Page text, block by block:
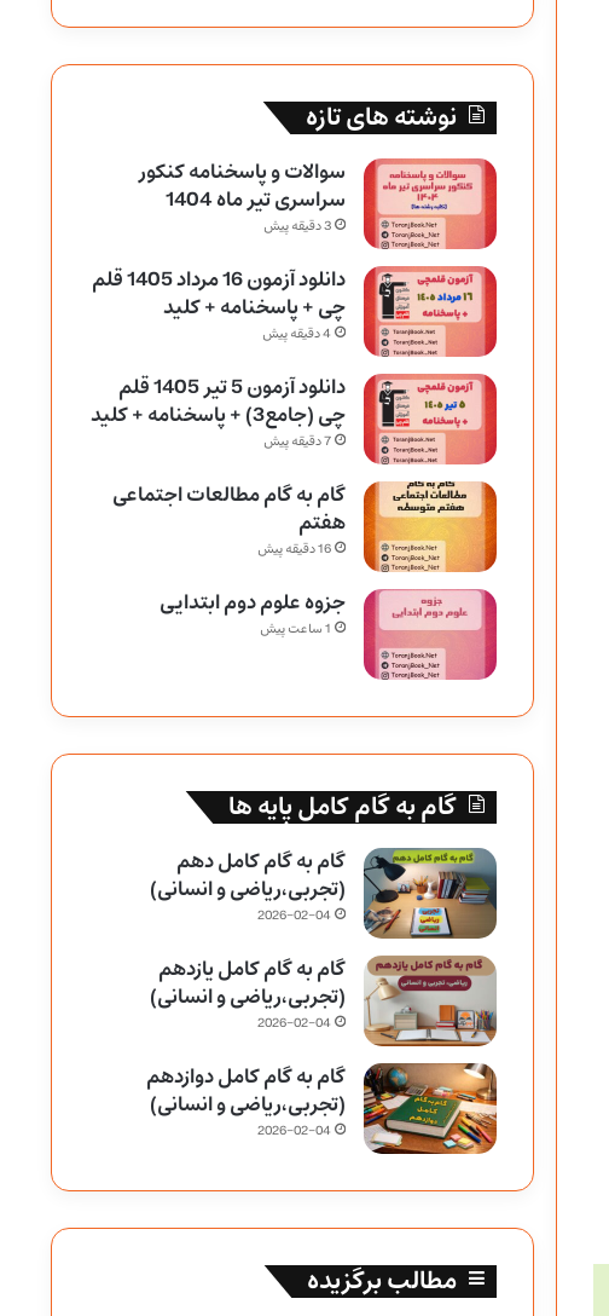
نوشته های تازه
سوالات و پاسخنامه کنکور
سراسری تیر ماه 1404
3 دقیقه پیش
دانلود آزمون 16 مرداد 1405 قلم
چی + پاسخنامه + کلید
4 دقیقه پیش
دانلود آزمون 5 تیر 1405 قلم
چی (جامع3) + پاسخنامه + کلید
7 دقیقه پیش
گام به گام مطالعات اجتماعی
هفتم
16 دقیقه پیش
جزوه علوم دوم ابتدایی
1 ساعت پیش
گام به گام کامل پایه ها
گام به گام کامل دهم
(تجربی،ریاضی و انسانی)
2026-02-04
گام به گام کامل یازدهم
(تجربی،ریاضی و انسانی)
2026-02-04
گام به گام کامل دوازدهم
(تجربی،ریاضی و انسانی)
2026-02-04
مطالب برگزیده